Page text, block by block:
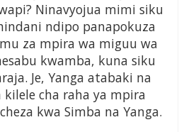
Ninavyojua mimi siku
ndipo panapokuza
za mpira wa miguu wa
kwamba, kuna siku
Je, Yanga atabaki na
kilele cha raha ya mpira
kwa Simba na Yanga.